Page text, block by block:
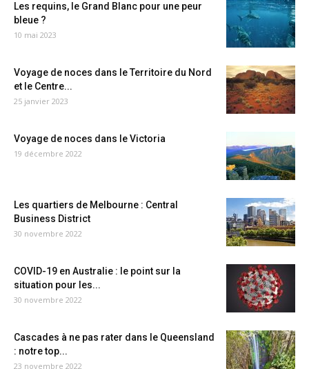
Les requins, le Grand Blanc pour une peur
bleue ?
10 mai 2023
Voyage de noces dans le Territoire du Nord
et le Centre...
25 janvier 2023
Voyage de noces dans le Victoria
19 décembre 2022
Les quartiers de Melbourne : Central
Business District
30 novembre 2022
COVID-19 en Australie : le point sur la
situation pour les...
30 novembre 2022
Cascades à ne pas rater dans le Queensland
: notre top...
23 novembre 2022